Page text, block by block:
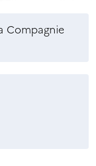
Compagnie